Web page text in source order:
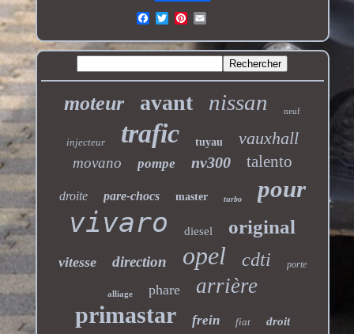
moteur avant nissan neuf
injecteur trafic tuyau vauxhall
movano pompe nv300 talento
droite pare-chocs master turbo pour
vivaro diesel original
vitesse direction opel cdti porte
alliage phare arrière
primastar frein fiat droit